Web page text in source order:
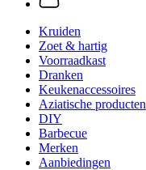
Kruiden
Zoet & hartig
Voorraadkast
Dranken
Keukenaccessoires
Aziatische producten
DIY
Barbecue
Merken
Aanbiedingen